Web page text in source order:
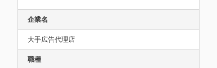
企業名
大手広告代理店
職種